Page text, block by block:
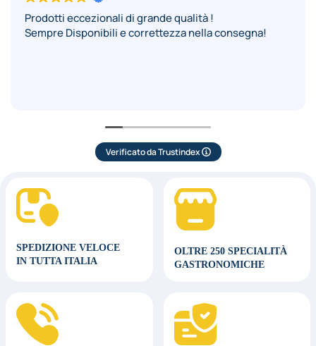
Prodotti eccezionali di grande qualità !
Sempre Disponibili e correttezza nella consegna!
Verificato da Trustindex
SPEDIZIONE VELOCE
IN TUTTA ITALIA
OLTRE 250 SPECIALITÀ
GASTRONOMICHE